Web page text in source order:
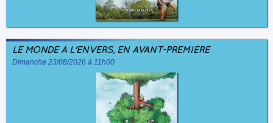
LE MONDE À L'ENVERS, EN AVANT-PREMIÈRE
Dimanche 23/08/2026 à 11h00